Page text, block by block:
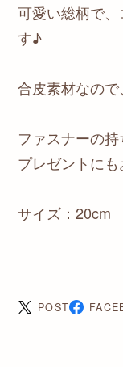
可愛い総柄で
す♪
合皮素材なの
ファスナーの
プレゼントにも
サイズ：
POST